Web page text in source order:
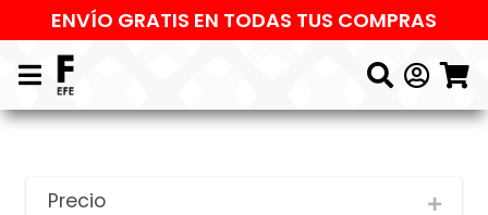
ENVÍO GRATIS EN TODAS TUS COMPRAS
Precio